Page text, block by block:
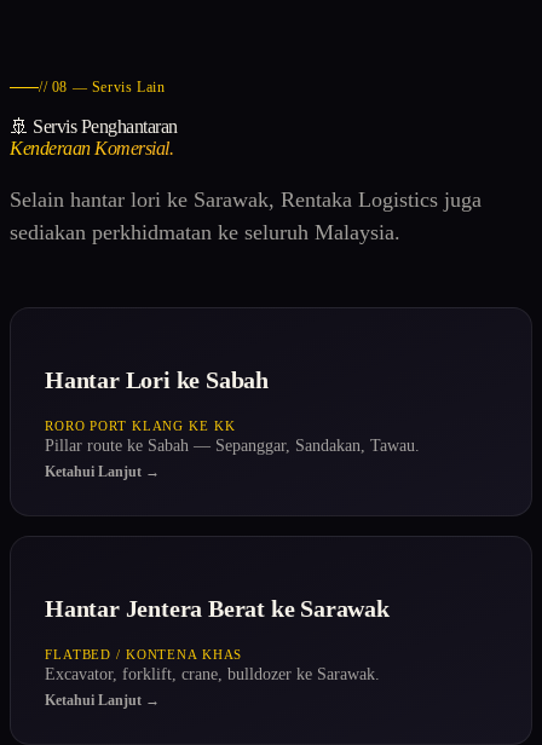
// 08 — Servis Lain
🚢 Servis Penghantaran
Kenderaan Komersial.
Selain hantar lori ke Sarawak, Rentaka Logistics juga
sediakan perkhidmatan ke seluruh Malaysia.
Hantar Lori ke Sabah
RORO PORT KLANG KE KK
Pillar route ke Sabah — Sepanggar, Sandakan, Tawau.
Ketahui Lanjut →
Hantar Jentera Berat ke Sarawak
FLATBED / KONTENA KHAS
Excavator, forklift, crane, bulldozer ke Sarawak.
Ketahui Lanjut →